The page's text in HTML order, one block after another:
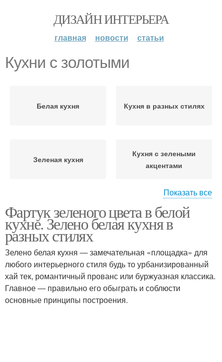
ДИЗАЙН ИНТЕРЬЕРА
главная новости статьи
Кухни с золотыми
Белая кухня Кухня в разных стилях
Зеленая кухня
Кухня с зелеными
акцентами
Кухни с акцентами Неоклассическая кухня
Кухня с изумрудным
фартуком
Кухни с голубыми
акцентами
Показать все
Фартук зеленого цвета в белой
кухне. Зелено белая кухня в
разных стилях
Зелено белая кухня ― замечательная «площадка» для
любого интерьерного стиля будь то урбанизированный
хай тек, романтичный прованс или буржуазная классика.
Главное ― правильно его обыграть и соблюсти
основные принципы построения.